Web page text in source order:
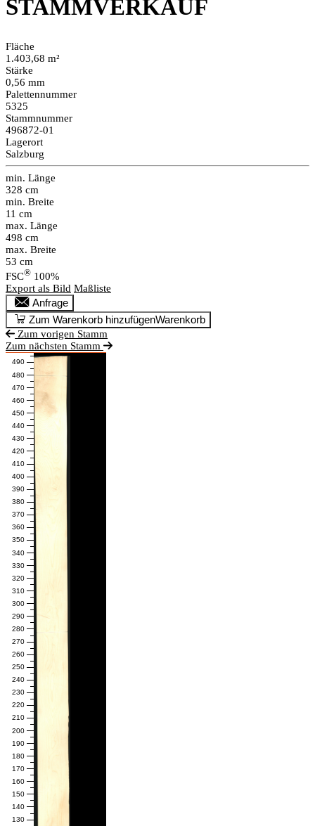
STAMMVERKAUF
Fläche
1.403,68 m²
Stärke
0,56 mm
Palettennummer
5325
Stammnummer
496872-01
Lagerort
Salzburg
min. Länge
328 cm
min. Breite
11 cm
max. Länge
498 cm
max. Breite
53 cm
FSC® 100%
Export als Bild Maßliste
Anfrage
Zum Warenkorb hinzufügenWarenkorb
Zum vorigen Stamm
Zum nächsten Stamm
130
140
150
160
170
180
190
200
210
220
230
240
250
260
270
280
290
300
310
320
330
340
350
360
370
380
390
400
410
420
430
440
450
460
470
480
490